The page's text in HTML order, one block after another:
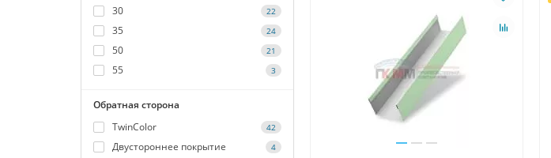
30 22
35 24
50 21
55 3
Обратная сторона
TwinColor
42
Двустороннее покрытие 4